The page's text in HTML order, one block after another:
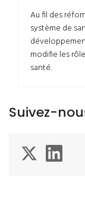
Au fil des
système de
modifie les
santé.
Suivez-